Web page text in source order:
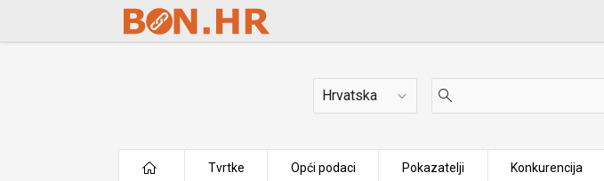
Skip to Main Content
Država
Tvrtke Opći podaci Pokazatelji Konkurencija